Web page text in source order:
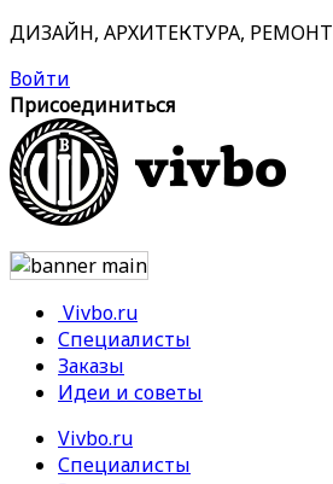
ДИЗАЙН, АРХИТЕКТУРА, РЕМОНТ
Войти
Присоединиться
Vivbo.ru
Специалисты
Заказы
Идеи и советы
Vivbo.ru
Специалисты